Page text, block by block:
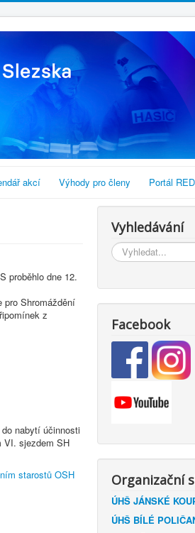
akcí Výhody pro členy Portál
proběhlo dne 12.
pro Shromáždění
z
nabytí účinnosti
VI. sjezdem SH
starostů OSH
Vyhledávání
Vyhledávání...
Facebook
Organizační
ÚHŠ JÁNSKÉ
ÚHŠ BÍLÉ